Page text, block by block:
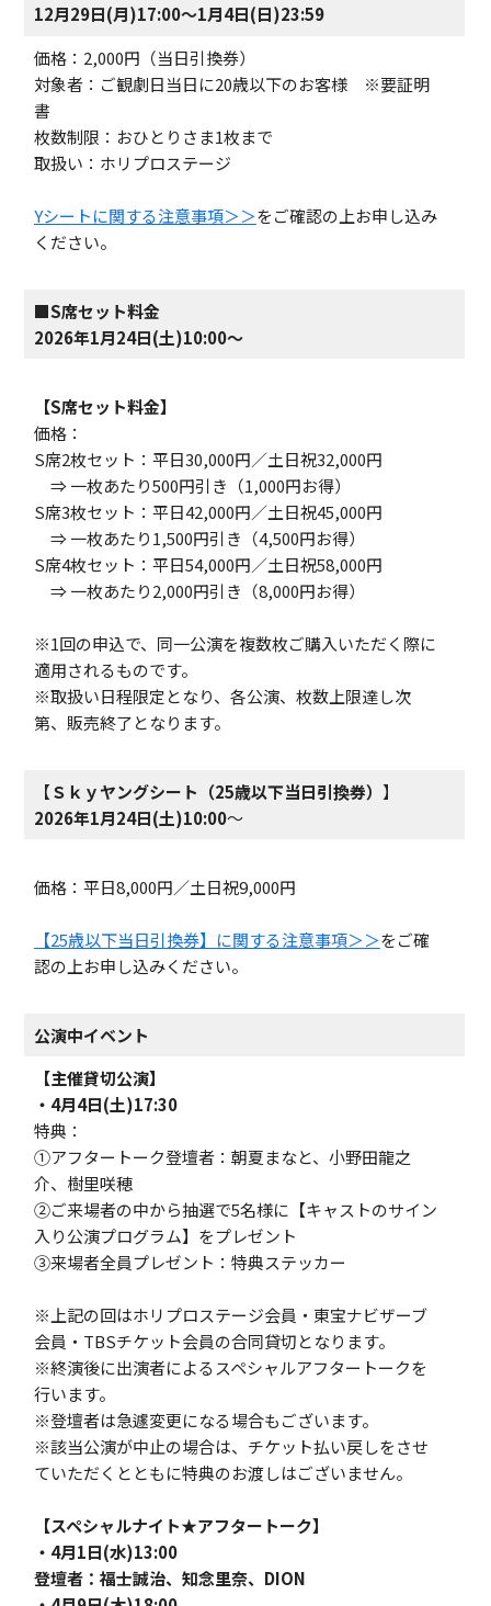
12月29日(月)17:00～1月4日(日)23:59
価格：2,000円（当日引換券）
対象者：ご観劇日当日に20歳以下のお客様 ※要証明
書
枚数制限：おひとりさま1枚まで
取扱い：ホリプロステージ
Yシートに関する注意事項＞＞をご確認の上お申し込み
ください。
■S席セット料金
2026年1月24日(土)10:00～
【S席セット料金】
価格：
S席2枚セット：平日30,000円／土日祝32,000円
⇒ 一枚あたり500円引き（1,000円お得）
S席3枚セット：平日42,000円／土日祝45,000円
⇒ 一枚あたり1,500円引き（4,500円お得）
S席4枚セット：平日54,000円／土日祝58,000円
⇒ 一枚あたり2,000円引き（8,000円お得）
※1回の申込で、 同一公演を複数枚ご購入いただく際に
適用されるものです。
※取扱い日程限定となり、各公演、枚数上限達し次
第、販売終了となります。
【Ｓｋｙヤングシート（25歳以下当日引換券） 】
2026年1月24日(土)10:00～
価格：平日8,000円／土日祝9,000円
【25歳以下当日引換券】に関する注意事項＞＞をご確
認の上お申し込みください。
公演中イベント
【主催貸切公演】
・4月4日(土)17:30
特典：
①アフタートーク登壇者：朝夏まなと、小野田龍之
介、樹里咲穂
②ご来場者の中から抽選で5名様に【キャストのサイン
入り公演プログラム】をプレゼント
③来場者全員プレゼント：特典ステッカー
※上記の回はホリプロステージ会員・東宝ナビザーブ
会員・TBSチケット会員の合同貸切となります。
※終演後に出演者によるスペシャルアフタートークを
行います。
※登壇者は急遽変更になる場合もございます。
※該当公演が中止の場合は、チケット払い戻しをさせ
ていただくとともに特典のお渡しはございません。
【スペシャルナイト★アフタートーク】
・4月1日(水)13:00
登壇者：福士誠治、知念里奈、DION